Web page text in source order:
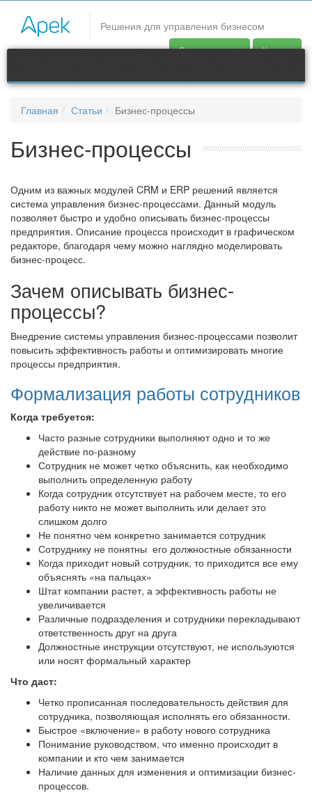
CRM системы
Одним из важных модулей CRM и ERP решений является
предприятия. Описание процесса происходит в графическом
бизнес процесс.
support@apec.com.ua
Решения для управления бизнесом
Скачать демо
Купить
Главная Статьи Бизнес-процессы
Бизнес-процессы
Одним из важных модулей CRM и ERP решений является
система управления бизнес-процессами. Данный модуль
позволяет быстро и удобно описывать бизнес-процессы
предприятия. Описание процесса происходит в графическом
редакторе, благодаря чему можно наглядно моделировать
бизнес-процесс.
Зачем описывать бизнес-
процессы?
Внедрение системы управления бизнес-процессами позволит
повысить эффективность работы и оптимизировать многие
процессы предприятия.
Формализация работы сотрудников
Когда требуется:
Часто разные сотрудники выполняют одно и то же
действие по-разному
Сотрудник не может четко объяснить, как необходимо
выполнить определенную работу
Когда сотрудник отсутствует на рабочем месте, то его
работу никто не может выполнить или делает это
слишком долго
Не понятно чем конкретно занимается сотрудник
Сотруднику не понятны его должностные обязанности
Когда приходит новый сотрудник, то приходится все ему
объяснять «на пальцах»
Штат компании растет, а эффективность работы не
увеличивается
Различные подразделения и сотрудники перекладывают
ответственность друг на друга
Должностные инструкции отсутствуют, не используются
или носят формальный характер
Что даст:
Четко прописанная последовательность действия для
сотрудника, позволяющая исполнять его обязанности.
Быстрое «включение» в работу нового сотрудника
Понимание руководством, что именно происходит в
компании и кто чем занимается
Наличие данных для изменения и оптимизации бизнес-
процессов.